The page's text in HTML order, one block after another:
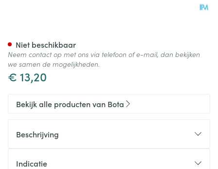
€ 13,20
Niet beschikbaar
Neem contact op met ons via telefoon of e-mail, dan bekijken
we samen de mogelijkheden.
Bekijk alle producten van Bota
Beschrijving
Indicatie